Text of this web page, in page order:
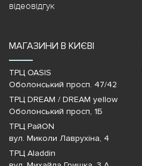
відеовідгук
МАГАЗИНИ В КИЄВІ
ТРЦ OASIS
Оболонський просп. 47/42
ТРЦ DREAM / DREAM yellow
Оболонський просп, 1Б
ТРЦ РайON
вул. Миколи Лаврухіна, 4
ТРЦ Aladdin